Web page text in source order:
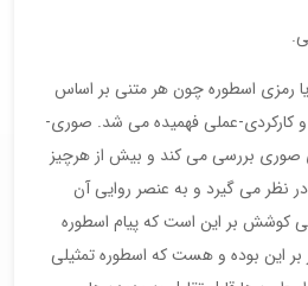
رمزی اسطوره چون هر متنی بر اساس
کارکردی-عملی فهمیده می شد. صوری-
صوری بررسی می کند و بیش از هرچیز
در نظر می گیرد و به عنصر روایی آن
کوشش بر این است که پیام اسطوره
بر این بوده و هست که اسطوره تمثیلی